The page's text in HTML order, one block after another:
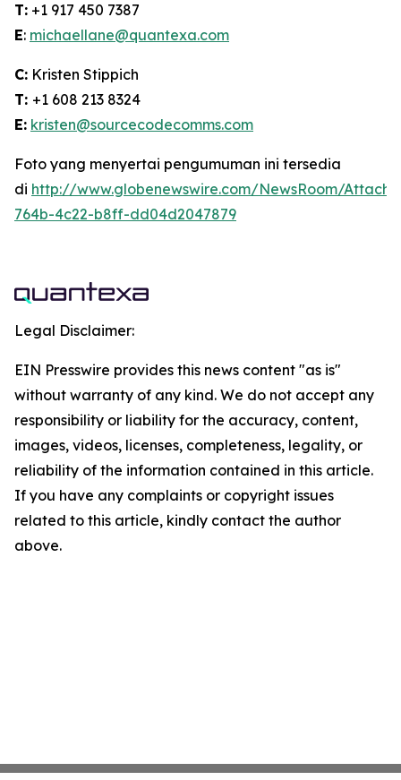
T: +1 917 450 7387
E: michaellane@quantexa.com
C: Kristen Stippich
T: +1 608 213 8324
E: kristen@sourcecodecomms.com
Foto yang menyertai pengumuman ini tersedia
di http://www.globenewswire.com/NewsRoom/
764b-4c22-b8ff-dd04d2047879
Legal Disclaimer:
EIN Presswire provides this news content "as is"
without warranty of any kind. We do not accept any
responsibility or liability for the accuracy, content,
images, videos, licenses, completeness, legality, or
reliability of the information contained in this article.
If you have any complaints or copyright issues
related to this article, kindly contact the author
above.